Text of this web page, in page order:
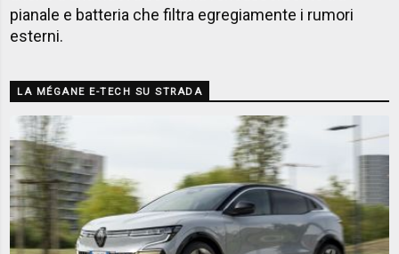
pianale e batteria che filtra egregiamente i rumori
esterni.
LA MÉGANE E-TECH SU STRADA